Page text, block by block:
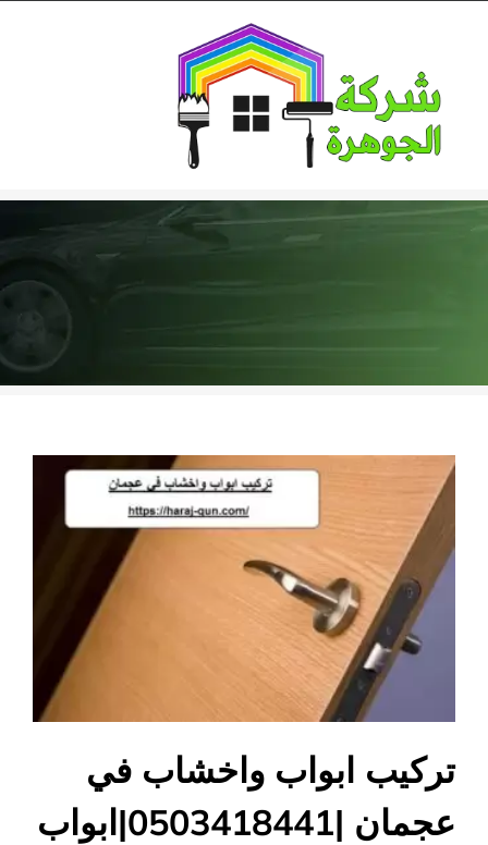
content
تركيب ابواب واخشاب في
عجمان |0503418441|ابواب